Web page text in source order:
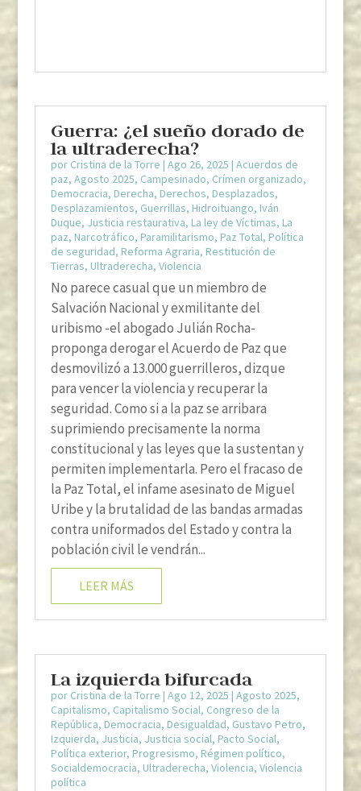
Guerra: ¿el sueño dorado de
la ultraderecha?
por Cristina de la Torre | Ago 26, 2025 | Acuerdos de
paz, Agosto 2025, Campesinado, Crímen organizado,
Democracia, Derecha, Derechos, Desplazados,
Desplazamientos, Guerrillas, Hidroituango, Iván
Duque, Justicia restaurativa, La ley de Víctimas, La
paz, Narcotráfico, Paramilitarismo, Paz Total, Política
de seguridad, Reforma Agraria, Restitución de
Tierras, Ultraderecha, Violencia
No parece casual que un miembro de
Salvación Nacional y exmilitante del
uribismo -el abogado Julián Rocha-
proponga derogar el Acuerdo de Paz que
desmovilizó a 13.000 guerrilleros, dizque
para vencer la violencia y recuperar la
seguridad. Como si a la paz se arribara
suprimiendo precisamente la norma
constitucional y las leyes que la sustentan y
permiten implementarla. Pero el fracaso de
la Paz Total, el infame asesinato de Miguel
Uribe y la brutalidad de las bandas armadas
contra uniformados del Estado y contra la
población civil le vendrán...
LEER MÁS
La izquierda bifurcada
por Cristina de la Torre | Ago 12, 2025 | Agosto 2025,
Capitalismo, Capitalismo Social, Congreso de la
República, Democracia, Desigualdad, Gustavo Petro,
Izquierda, Justicia, Justicia social, Pacto Social,
Política exterior, Progresismo, Régimen político,
Socialdemocracia, Ultraderecha, Violencia, Violencia
política